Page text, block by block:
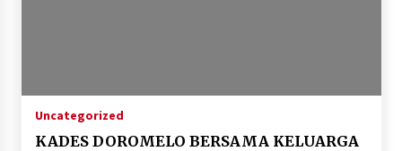
Uncategorized
KADES DOROMELO BERSAMA KELUARGA